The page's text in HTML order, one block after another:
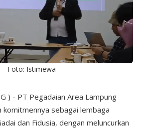
Foto: Istimewa
) - PT Pegadaian Area Lampung
komitmennya sebagai lembaga
dan Fidusia, dengan meluncurkan